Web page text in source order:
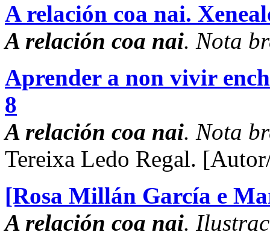
A relación coa nai.
A relación coa nai. Nota
Aprender a non vivir
8
A relación coa nai. Nota
Tereixa Ledo Regal.
[Rosa Millán García e
A relación coa nai.